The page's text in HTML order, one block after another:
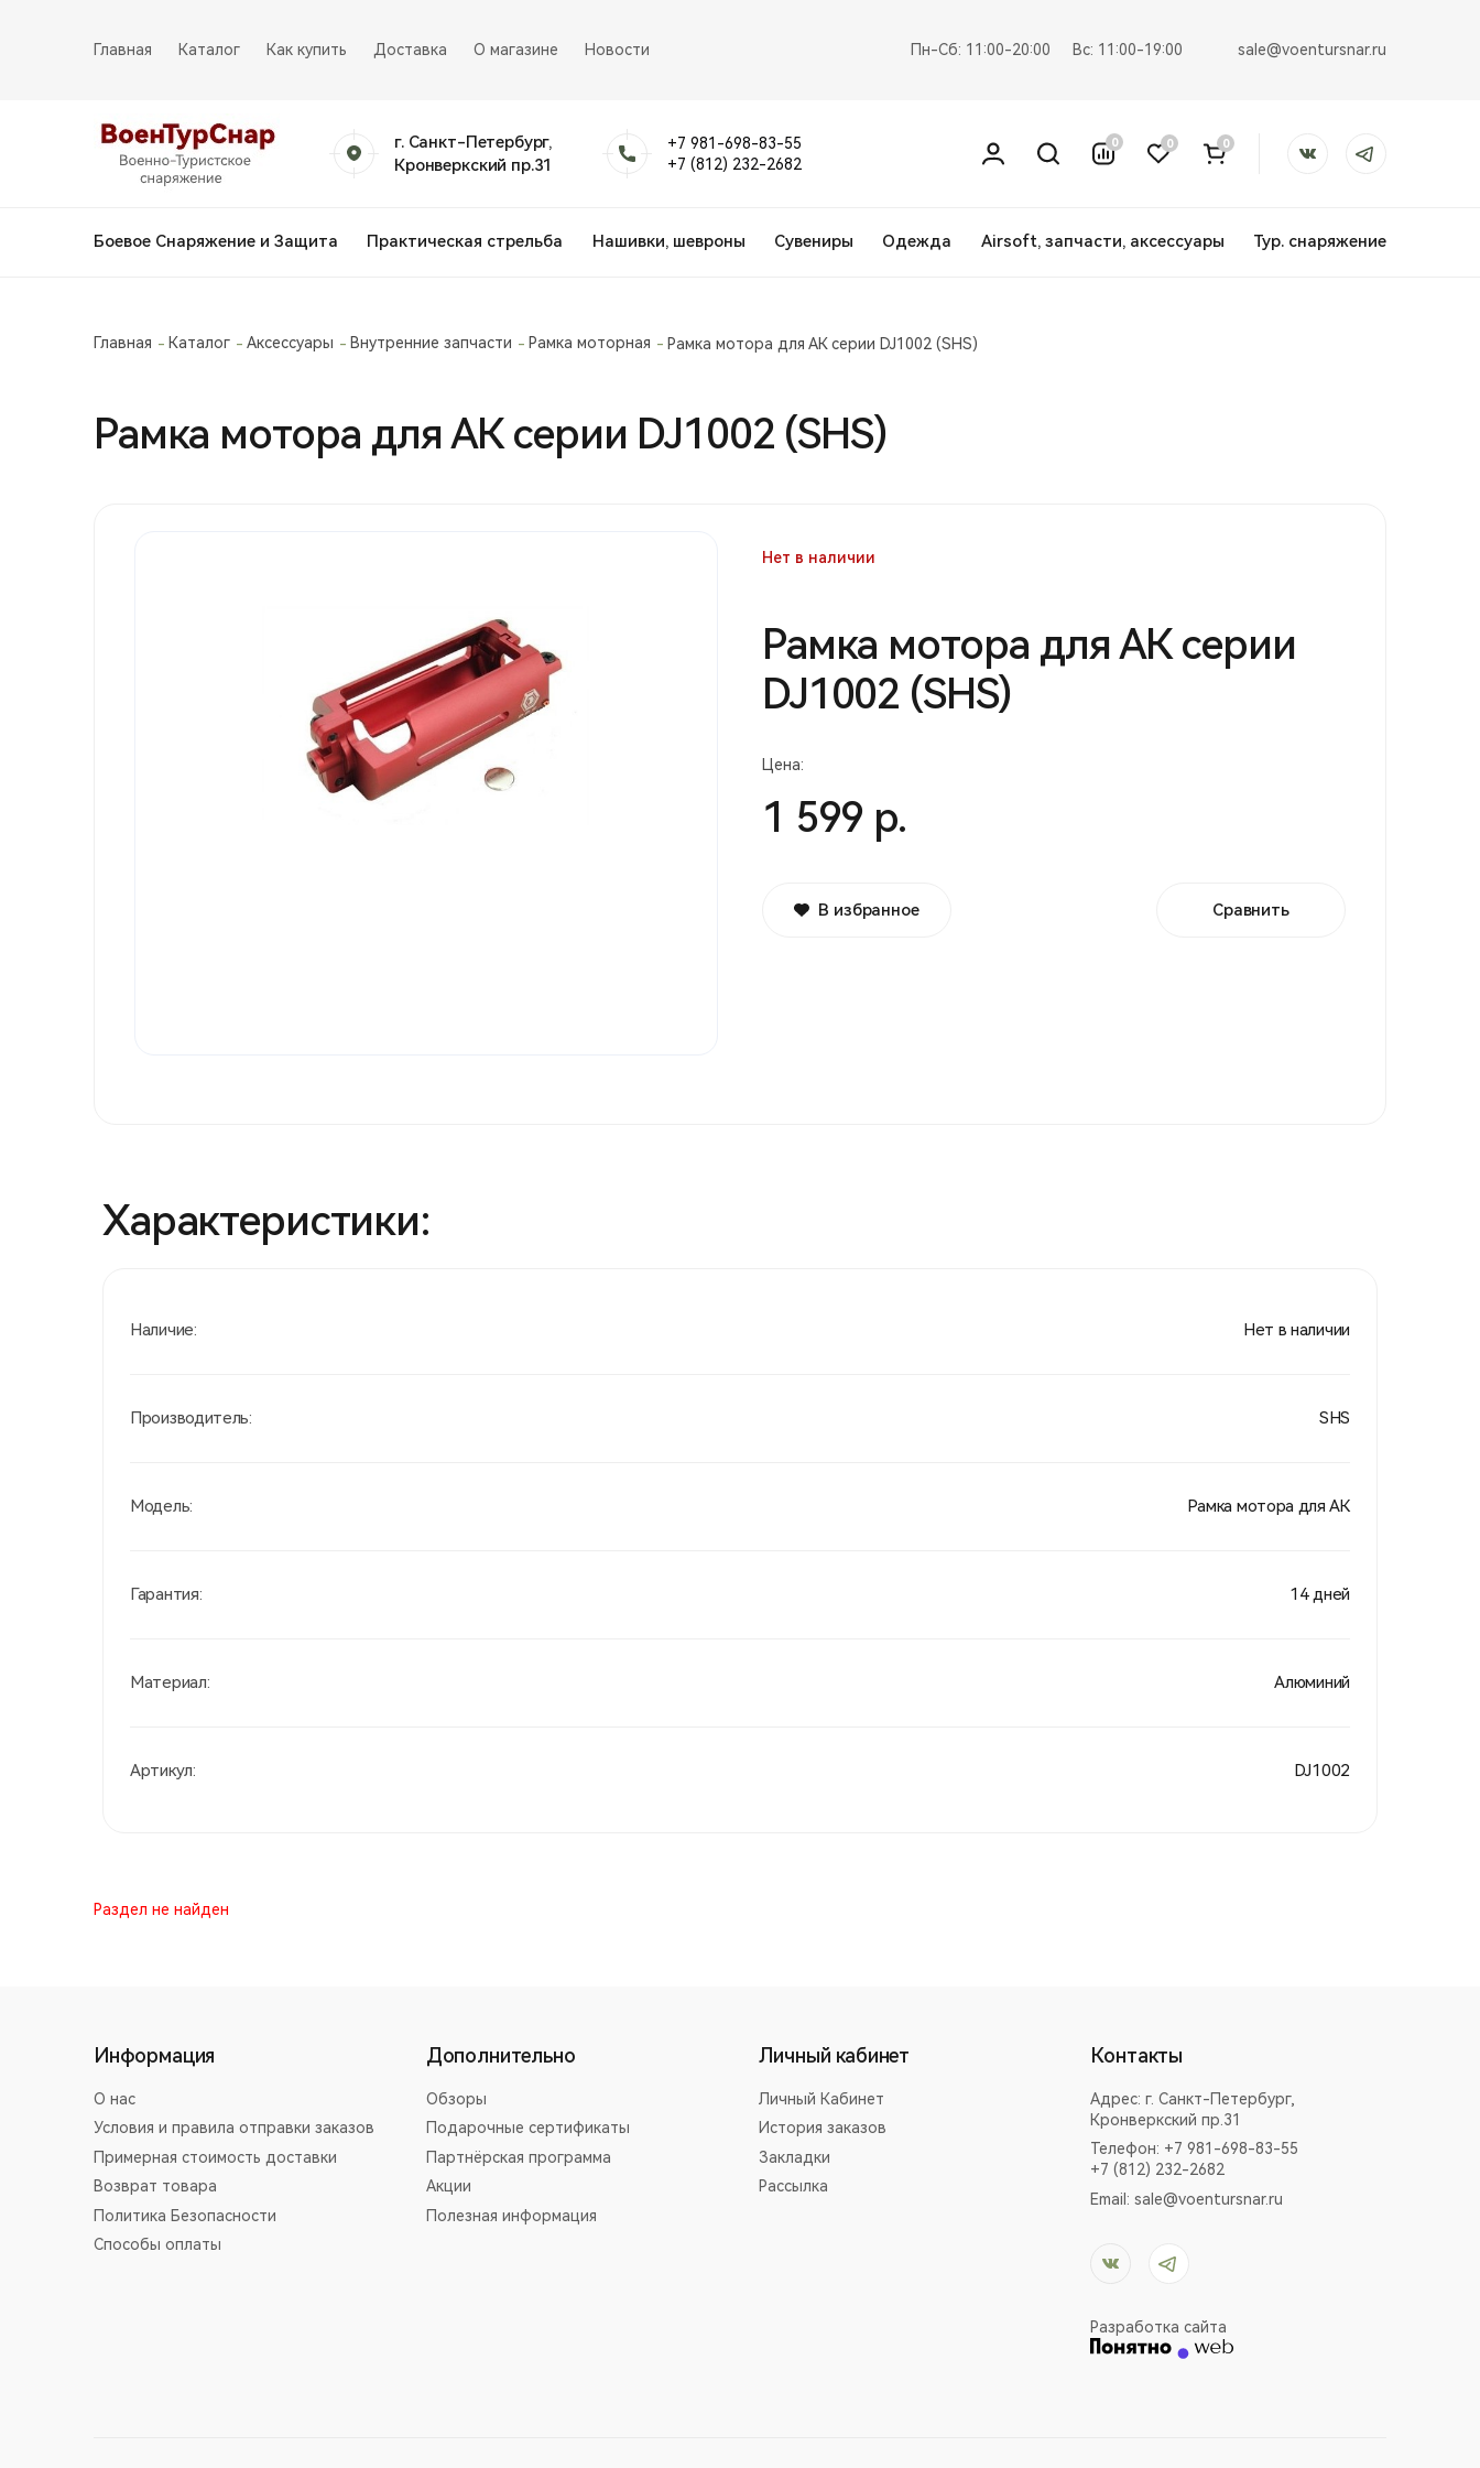
Главная Каталог Как купить Доставка О магазине Новости Пн-Сб: 11:00-20:00 Вс: 11:00-19:00 sale@voentursnar.ru
г. Санкт-Петербург,
Кронверкский пр.31
+7 981-698-83-55
+7 (812) 232-2682
0 0 0
Боевое Снаряжение и Защита Практическая стрельба Нашивки, шевроны Сувениры Одежда Airsoft, запчасти, аксессуары Тур. снаряжение
Главная Каталог Аксессуары Внутренние запчасти Рамка моторная Рамка мотора для АК серии DJ1002 (SHS)
Рамка мотора для АК серии DJ1002 (SHS)
Нет в наличии
Рамка мотора для АК серии
DJ1002 (SHS)
Цена:
1 599 р.
В избранное Сравнить
Характеристики:
Наличие: Нет в наличии
Производитель: SHS
Модель: Рамка мотора для АК
Гарантия: 14 дней
Материал: Алюминий
Артикул: DJ1002
Раздел не найден
Информация
О нас
Условия и правила отправки заказов
Примерная стоимость доставки
Возврат товара
Политика Безопасности
Способы оплаты
Дополнительно
Обзоры
Подарочные сертификаты
Партнёрская программа
Акции
Полезная информация
Личный кабинет
Личный Кабинет
История заказов
Закладки
Рассылка
Контакты
Адрес:г. Санкт-Петербург,
Кронверкский пр.31
Телефон: +7 981-698-83-55
+7 (812) 232-2682
Email:sale@voentursnar.ru
Разработка сайта